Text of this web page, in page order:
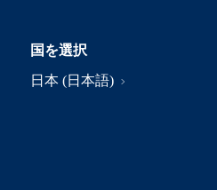
国を選択
日本 (日本語)